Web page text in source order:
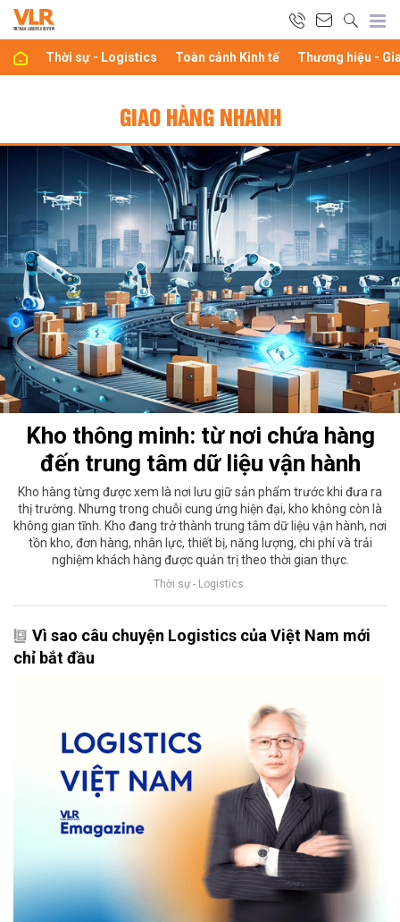
Thời sự - Logistics Toàn cảnh Kinh tế Thương hiệu -
GIAO HÀNG NHANH
Kho thông minh: từ nơi chứa hàng
đến trung tâm dữ liệu vận hành
Kho hàng từng được xem là nơi lưu giữ sản phẩm trước khi đưa ra
thị trường. Nhưng trong chuỗi cung ứng hiện đại, kho không còn là
không gian tĩnh. Kho đang trở thành trung tâm dữ liệu vận hành, nơi
tồn kho, đơn hàng, nhân lực, thiết bị, năng lượng, chi phí và trải
nghiệm khách hàng được quản trị theo thời gian thực.
Thời sự - Logistics
Vì sao câu chuyện Logistics của Việt Nam mới
chỉ bắt đầu